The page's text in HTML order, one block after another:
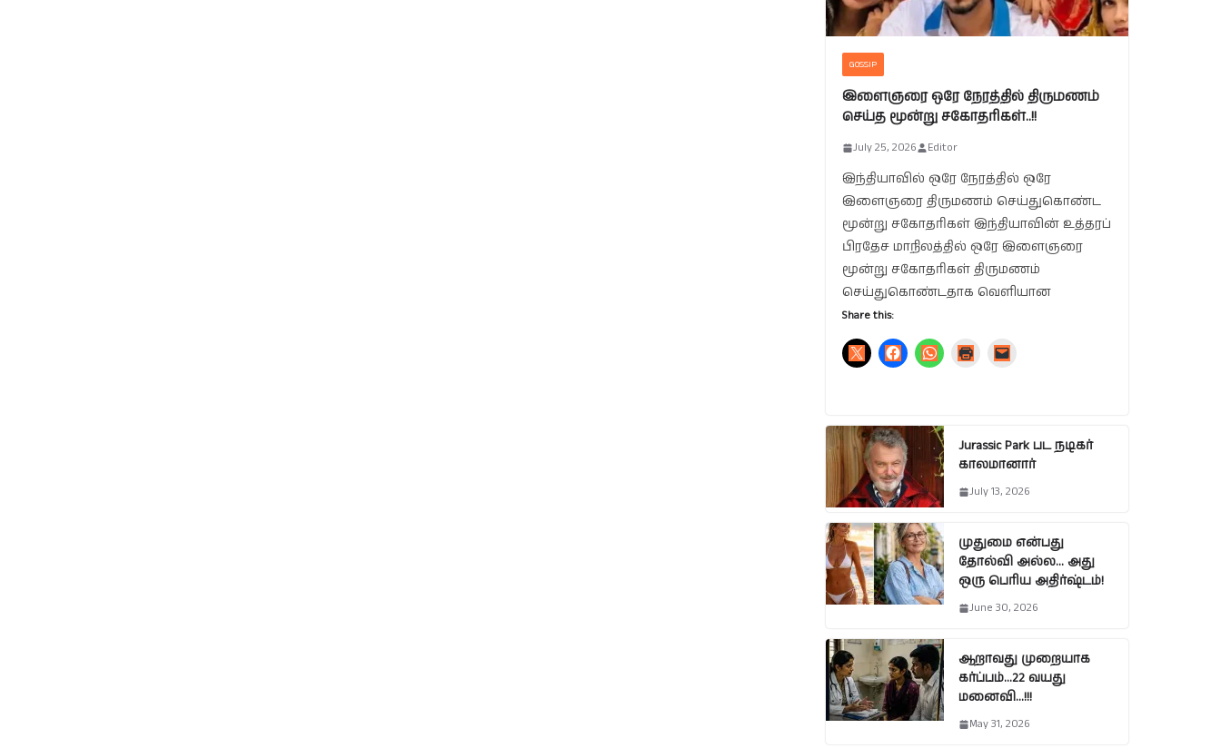
GOSSIP
இளைஞரை ஒரே நேரத்தில் திருமணம்
செய்த மூன்று சகோதரிகள்..!!
July 25, 2026 Editor
இந்தியாவில் ஒரே நேரத்தில் ஒரே
இளைஞரை திருமணம் செய்துகொண்ட
மூன்று சகோதரிகள் இந்தியாவின் உத்தரப்
பிரதேச மாநிலத்தில் ஒரே இளைஞரை
மூன்று சகோதரிகள் திருமணம்
செய்துகொண்டதாக வெளியான
Share this:
Jurassic Park பட நடிகர்
காலமானார்
July 13, 2026
முதுமை என்பது
தோல்வி அல்ல… அது
ஒரு பெரிய அதிர்ஷ்டம்!
June 30, 2026
ஆறாவது முறையாக
கர்ப்பம்…22 வயது
மனைவி…!!!
May 31, 2026